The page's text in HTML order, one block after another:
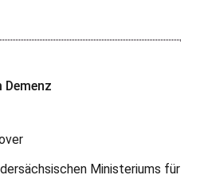
Ministeriums für